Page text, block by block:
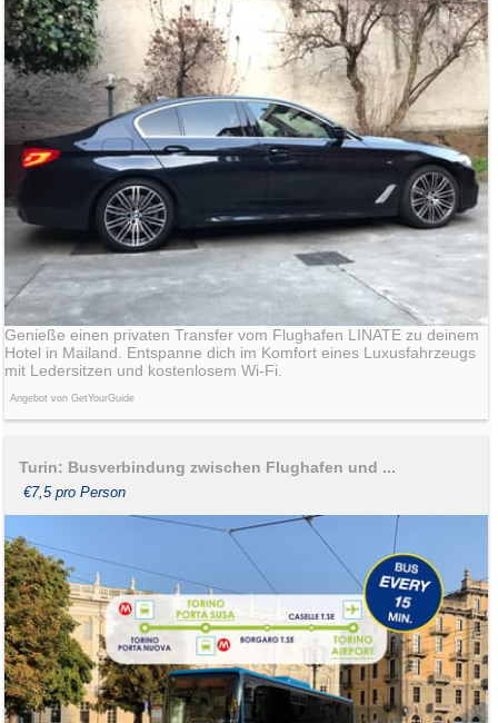
Genieße einen privaten Transfer vom Flughafen LINATE zu deinem
Hotel in Mailand. Entspanne dich im Komfort eines Luxusfahrzeugs
mit Ledersitzen und kostenlosem Wi-Fi.
Angebot von GetYourGuide
Turin: Busverbindung zwischen Flughafen und ...
€7,5 pro Person